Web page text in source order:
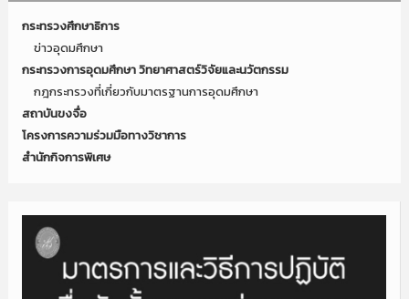
กระทรวงศึกษาธิการ
ข่าวอุดมศึกษา
กระทรวงการอุดมศึกษา วิทยาศาสตร์วิจัยและนวัตกรรม
กฎกระทรวงที่เกี่ยวกับมาตรฐานการอุดมศึกษา
สถาบันขงจื่อ
โครงการความร่วมมือทางวิชาการ
สำนักกิจการพิเศษ